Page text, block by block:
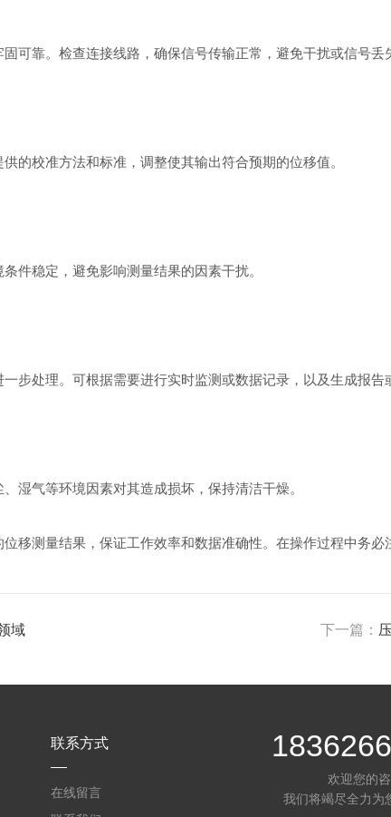
靠。检查连接线路，确保信号传输正常，避免干扰或信号丢
校准方法和标准，调整使其输出符合预期的位移值。
稳定，避免影响测量结果的因素干扰。
处理。可根据需要进行实时监测或数据记录，以及生成报告
气等环境因素对其造成损坏，保持清洁干燥。
测量结果，保证工作效率和数据准确性。在操作过程中务必
域 下一篇：
联系方式
在线留言
欢迎您的
我们将竭尽全力为